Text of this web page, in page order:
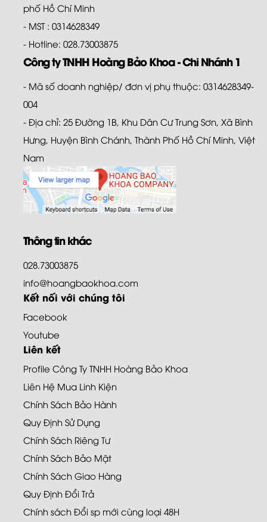
phố Hồ Chí Minh
- MST : 0314628349
- Hotline: 028.73003875
Công ty TNHH Hoàng Bảo Khoa - Chi Nhánh 1
- Mã số doanh nghiệp/ đơn vị phụ thuộc: 0314628349-
004
- Địa chỉ: 25 Đường 1B, Khu Dân Cư Trung Sơn, Xã Bình
Hưng, Huyện Bình Chánh, Thành Phố Hồ Chí Minh, Việt
Nam
Thông tin khác
028.73003875
info@hoangbaokhoa.com
Kết nối với chúng tôi
Facebook
Youtube
Liên kết
Profile Công Ty TNHH Hoàng Bảo Khoa
Liên Hệ Mua Linh Kiện
Chính Sách Bảo Hành
Quy Định Sử Dụng
Chính Sách Riêng Tư
Chính Sách Bảo Mật
Chính Sách Giao Hàng
Quy Định Đổi Trả
Chính sách Đổi sp mới cùng loại 48H